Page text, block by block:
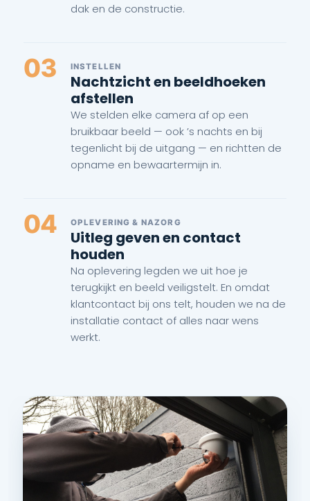
dak en de constructie.
03 INSTELLEN
Nachtzicht en beeldhoeken
afstellen
We stelden elke camera af op een
bruikbaar beeld — ook ’s nachts en bij
tegenlicht bij de uitgang — en richtten de
opname en bewaartermijn in.
04 OPLEVERING & NAZORG
Uitleg geven en contact
houden
Na oplevering legden we uit hoe je
terugkijkt en beeld veiligstelt. En omdat
klantcontact bij ons telt, houden we na de
installatie contact of alles naar wens
werkt.